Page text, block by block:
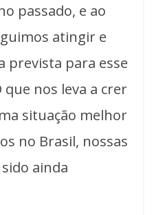
passado, e ao
atingir e
prevista para esse
nos leva a crer
situação melhor
no Brasil, nossas
ainda